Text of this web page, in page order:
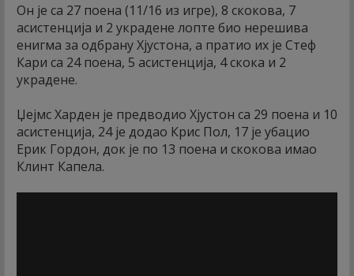
Он је са 27 поена (11/16 из игре), 8 скокова, 7
асистенција и 2 украдене лопте био нерешива
енигма за одбрану Хјустона, а пратио их је Стеф
Кари са 24 поена, 5 асистенција, 4 скока и 2
украдене.
Џејмс Харден је предводио Хјустон са 29 поена и 10
асистенција, 24 је додао Крис Пол, 17 је убацио
Ерик Гордон, док је по 13 поена и скокова имао
Клинт Капела.